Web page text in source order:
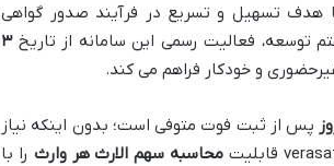
هدف تسهیل و تسریع در فرآیند صدور گواهی
توسعه، فعالیت رسمی این سامانه از تاریخ۳
و خودکار فراهم می کند.
پس از ثبت فوت متوفی است؛ بدون اینکه نیاز
محاسبه سهم الارث هر وارث را با